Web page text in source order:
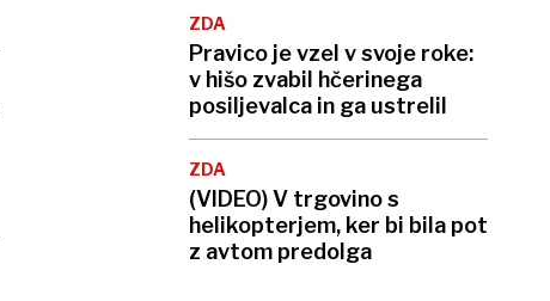
ZDA
Pravico je vzel v svoje roke:
v hišo zvabil hčerinega
posiljevalca in ga ustrelil
ZDA
(VIDEO) V trgovino s
helikopterjem, ker bi bila pot
z avtom predolga